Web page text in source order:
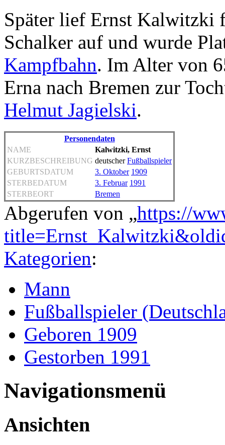
Später lief Ernst Kalwitzki
Schalker auf und wurde
Kampfbahn. Im Alter von
Erna nach Bremen zur
Helmut Jagielski.
Personendaten
NAME
Kalwitzki, Ernst
KURZBESCHREIBUNG deutscherFußballspieler
GEBURTSDATUM
3. Oktober 1909
STERBEDATUM
3. Februar 1991
STERBEORT
Bremen
Abgerufen von „https://
Kategorien:
Mann
Fußballspieler
Geboren 1909
Gestorben 1991
Navigationsmenü
Ansichten